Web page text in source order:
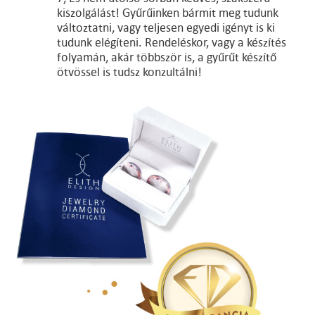
kiszolgálást! Gyűrűinken bármit meg tudunk
változtatni, vagy teljesen egyedi igényt is ki
tudunk elégíteni. Rendeléskor, vagy a készítés
folyamán, akár többször is, a gyűrűt készítő
ötvössel is tudsz konzultálni!